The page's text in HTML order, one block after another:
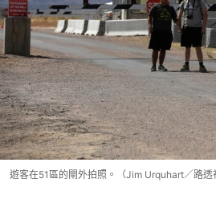
遊客在51區的閘外拍照。（Jim Urquhart／路透